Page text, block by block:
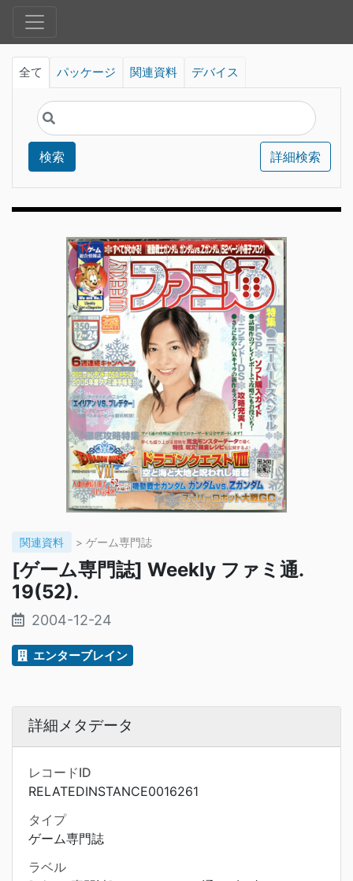
全て パッケージ 関連資料 デバイス
検索 詳細検索
関連資料 > ゲーム専門誌
[ゲーム専門誌] Weekly ファミ通.
19(52).
2004-12-24
エンターブレイン
詳細メタデータ
レコードID
RELATEDINSTANCE0016261
タイプ
ゲーム専門誌
ラベル